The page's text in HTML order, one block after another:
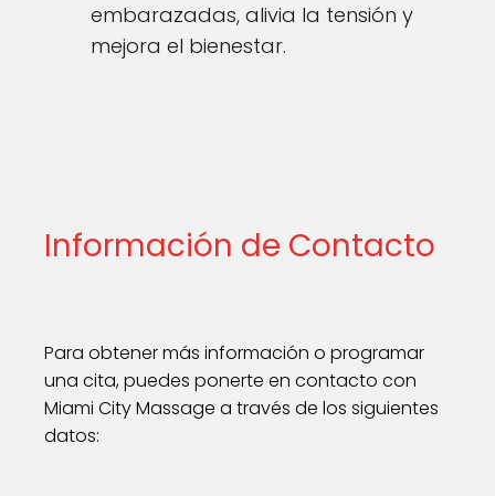
embarazadas, alivia la tensión y
mejora el bienestar.
Información de Contacto
Para obtener más información o programar
una cita, puedes ponerte en contacto con
Miami City Massage a través de los siguientes
datos: